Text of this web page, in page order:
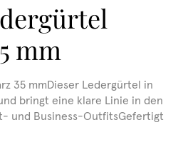
mm
35 mmDieser Ledergürtel in
bringt eine klare Linie in den
und Business-OutfitsGefertigt